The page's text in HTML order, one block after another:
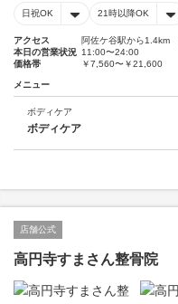
日祝OK 21時以降OK
アクセス
阿佐ケ谷駅から1.4km
本日の営業状況 11:00〜24:00
価格帯
￥7,560〜￥21,600
メニュー
ボディケア
ボディケア
店舗公式
高円寺すまさん整骨院